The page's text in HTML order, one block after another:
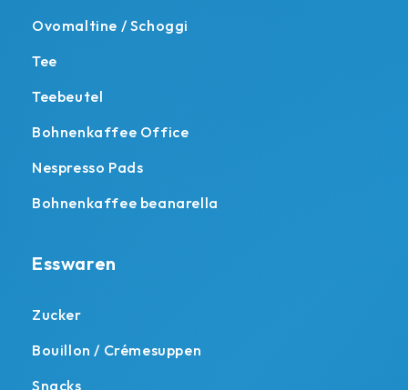
Ovomaltine / Schoggi
Tee
Teebeutel
Bohnenkaffee Office
Nespresso Pads
Bohnenkaffee beanarella
Esswaren
Zucker
Bouillon / Crémesuppen
Snacks